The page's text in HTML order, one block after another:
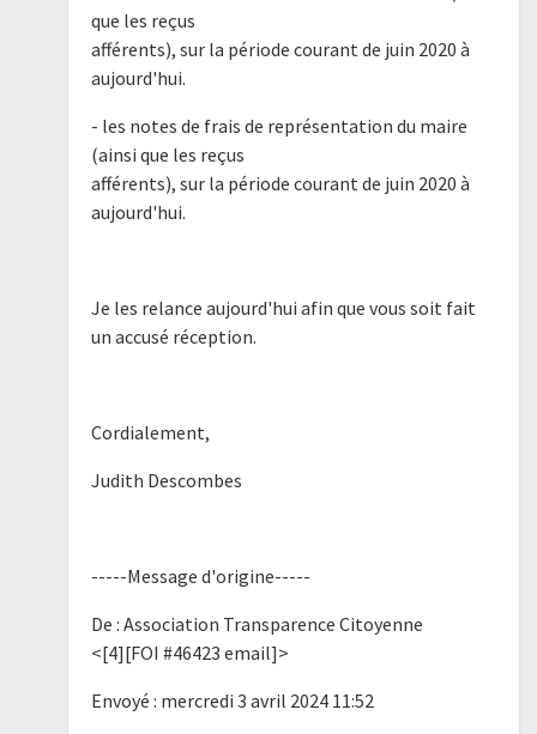
que les reçus
afférents), sur la période courant de juin 2020 à
aujourd'hui.
- les notes de frais de représentation du maire
(ainsi que les reçus
afférents), sur la période courant de juin 2020 à
aujourd'hui.
Je les relance aujourd'hui afin que vous soit fait
un accusé réception.
Cordialement,
Judith Descombes
-----Message d'origine-----
De : Association Transparence Citoyenne
<[4][FOI #46423 email]>
Envoyé : mercredi 3 avril 2024 11:52